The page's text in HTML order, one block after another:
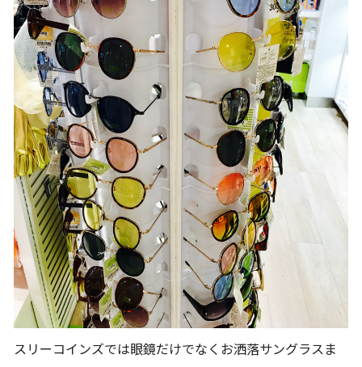
スリーコインズでは眼鏡だけでなくお洒落サングラスま